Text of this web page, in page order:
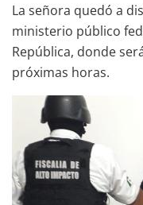
La señora quedó a
ministerio público
República, donde
próximas horas.